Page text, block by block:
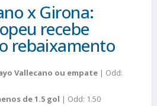
x Girona:
recebe
rebaixamento
Vallecano ou empate | Odd:
de 1.5 gol | Odd: 1.50